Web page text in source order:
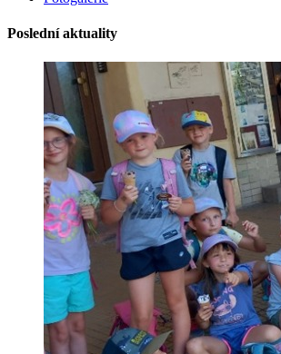
Poslední aktuality